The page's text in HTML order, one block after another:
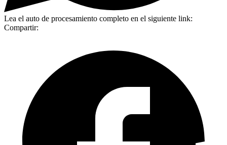
Lea el auto de procesamiento completo en el siguiente link:
Compartir: